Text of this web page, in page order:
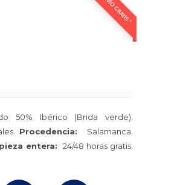
ENVÍO GRATIS *
50% Ibérico (Brida verde).
Procedencia: Salamanca.
entera: 24/48 horas gratis.